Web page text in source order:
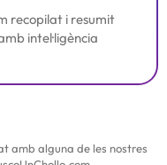
recopilat i resumit
intel·ligència
amb alguna de les nostres